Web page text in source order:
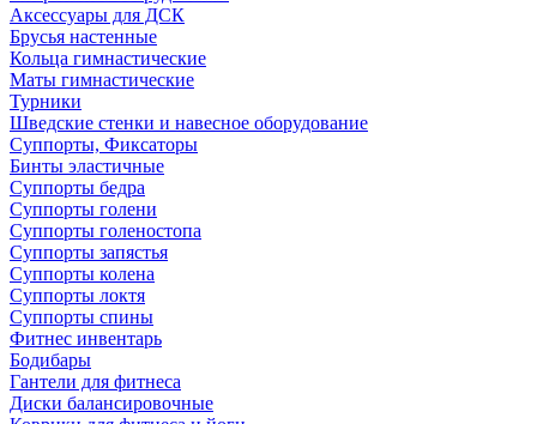
Аксессуары для ДСК
Брусья настенные
Кольца гимнастические
Маты гимнастические
Турники
Шведские стенки и навесное оборудование
Суппорты, Фиксаторы
Бинты эластичные
Суппорты бедра
Суппорты голени
Суппорты голеностопа
Суппорты запястья
Суппорты колена
Суппорты локтя
Суппорты спины
Фитнес инвентарь
Бодибары
Гантели для фитнеса
Диски балансировочные